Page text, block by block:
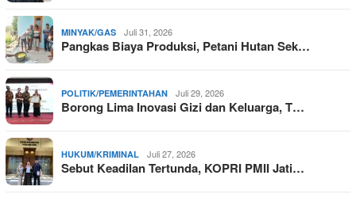
MINYAK/GAS Juli 31, 2026
Pangkas Biaya Produksi, Petani Hutan Sek…
POLITIK/PEMERINTAHAN Juli 29, 2026
Borong Lima Inovasi Gizi dan Keluarga, T…
HUKUM/KRIMINAL Juli 27, 2026
Sebut Keadilan Tertunda, KOPRI PMII Jati…